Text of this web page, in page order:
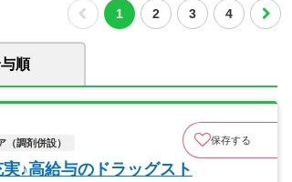
1 2 3 4
順
（調剤併設） 保存する
♪高給与のドラッグスト